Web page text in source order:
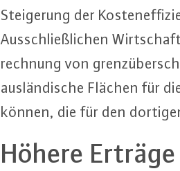
Stei­ge­rung der
Aus­schließ­li­chen
rech­nung von
aus­län­di­sche Flächen für
können, die für den
Höhere